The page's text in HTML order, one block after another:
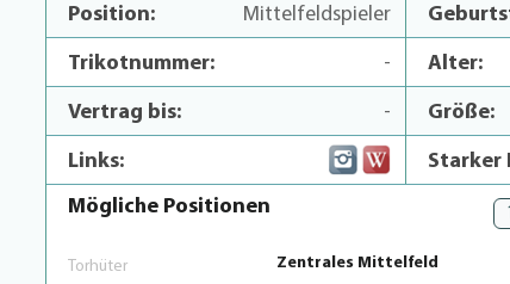
Position: Mittelfeldspieler
Trikotnummer: -
Vertrag bis: -
Links:
Alter:
Größe:
Starker
Mögliche Positionen
Torhüter Zentrales Mittelfeld